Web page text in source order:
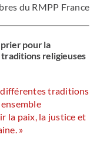
du RMPP France
prier pour la
religieuses
différentes traditions
la paix, la justice et
»